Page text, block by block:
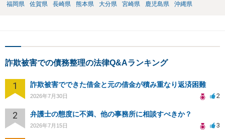
福岡県
佐賀県 長崎県 熊本県 大分県 宮崎県 鹿児島県 沖縄県
詐欺被害での債務整理の法律Q&Aランキング
1 詐欺被害でできた借金と元の借金が積み重なり返済困難
2026年7月30日 2
2 弁護士の態度に不満、他の事務所に相談すべきか？
2026年7月15日 3